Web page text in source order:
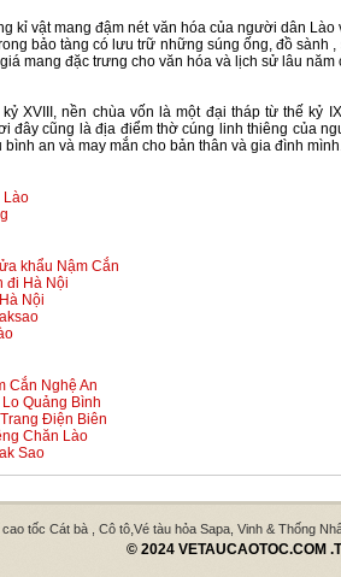
kỉ vật mang đậm nét văn hóa của người dân
bảo tàng có lưu trữ những súng ống, đồ sành
mang đặc trưng cho văn hóa và lịch sử lâu
XVIII, nền chùa vốn là một đại tháp từ thế kỷ
đây cũng là địa điểm thờ cúng linh thiêng của
an và may mắn cho bản thân và gia đình mình.
Lào
khẩu Nậm Cắn
đi Hà Nội
Nội
Cắn Nghệ An
Quảng Bình
Điện Biên
Chăn Lào
Sao
cao tốc Cát bà , Cô tô Vé tàu hỏa Sapa, Vinh & Thống
© 2024 VETAUCAOTOC.COM